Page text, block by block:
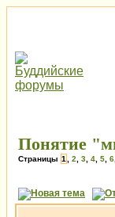
Понятие
Страницы 1 2 3 4 5 6